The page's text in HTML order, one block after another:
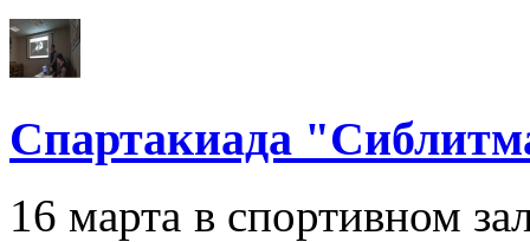
Спартакиада
16 марта в спортивном